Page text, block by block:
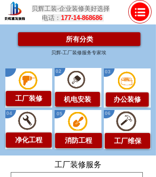
贝辉工装-企业装修美好选择
电话： 177-14-868686
所有分类
05
机电安装
工厂装修
02
净化工程
04
工厂维保
06
消防工程
03
办公装修
贝辉-工厂装修服务专家埃
工厂装修服务